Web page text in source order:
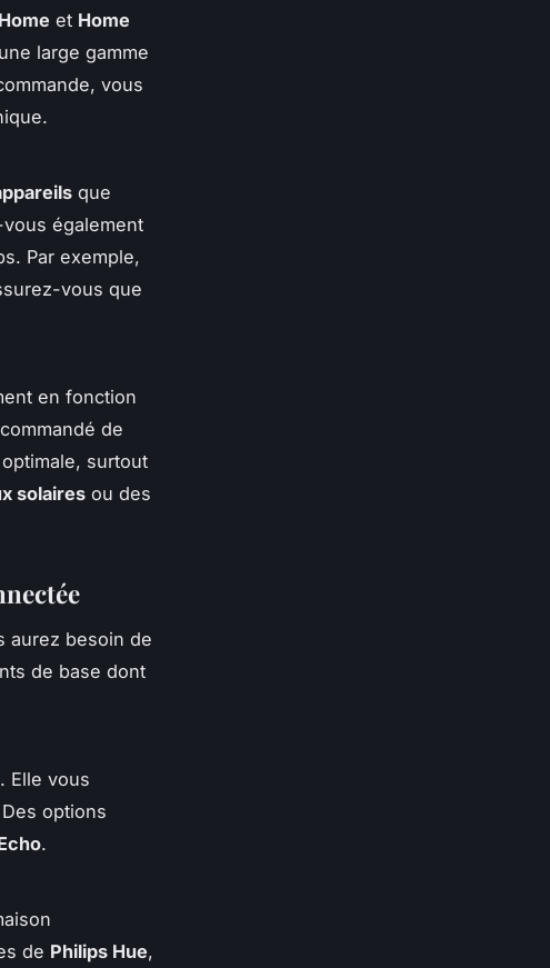
et Home
large gamme
vous
que
également
Par exemple,
vous que
en fonction
de
optimale, surtout
solaires ou des
aurez besoin de
de base dont
. Elle vous
options
.
de Philips Hue,